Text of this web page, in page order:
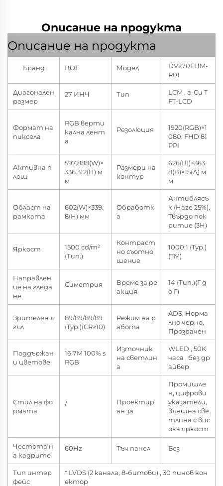
Описание на продукта
Описание на продукта
Бранд BOE Модел
DV270FHM-
R01
Диагонален
размер
27 ИНЧ Тип
LCM , а-Си T
FT-LCD
Формат на
пиксела
RGB верти
кална лент
а
Резолюция
1920(RGB)×1
080, FHD 81
PPI
Активна п
лощ
597.888(W)×
336.312(H) м
м
Размери на
контур
626(Ш)×363.
8(В)×15(Д) м
м
Област на
рамката
602(W)×339.
8(H) мм
Обработк
а
Антиблясъ
к (Haze 25%),
Твърдо пок
ритие (3H)
Яркост
1500 cd/m²
(Тип.)
Контраст
но съотно
шение
1000:1 (Typ.)
(TM)
Направлен
ие на гледа
не
Симетрия
Време за ре
акция
14 (Тип.)(Г д
о Г)
Зрителен ъ
гъл
89/89/89/89
(Typ.)(CR≥10)
Режим на р
абота
ADS, Норма
лно черно,
Прозрачен
Поддържан
и цветове
16.7M 100% s
RGB
Източник
на светлин
а
WLED , 50K
часа , без др
айвер
Стил на фо
рмата
/
Проектир
ан за
Промишле
н, цифрови
указатели,
външна све
тлина с вис
ока яркост
Честота н
а кадрите
60Hz Тъч панел Без
Тип интер
фейс
* LVDS (2 канала, 8-битови) , 30 пинов кон
ектор